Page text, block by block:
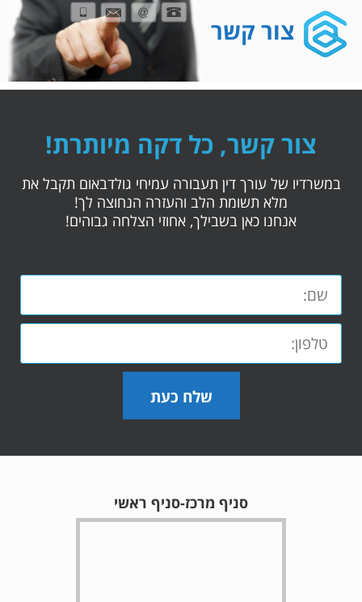
צור קשר
צור קשר, כל דקה מיותרת!
במשרדיו של עורך דין תעבורה עמיחי גולדבאום תקבל את
מלא תשומת הלב והעזרה הנחוצה לך!
אנחנו כאן בשבילך, אחוזי הצלחה גבוהים!
שלח כעת
סניף מרכז-סניף ראשי